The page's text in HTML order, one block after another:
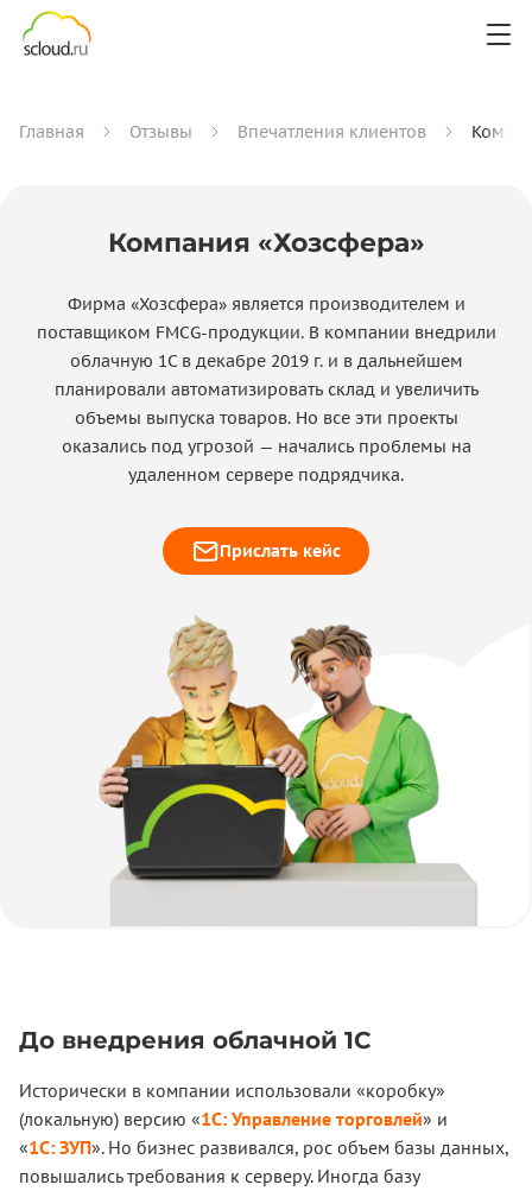
Главная Отзывы Впечатления клиентов
Компания «Хозсфера»
Фирма «Хозсфера» является производителем и
поставщиком FMCG-продукции. В компании внедрили
облачную 1С в декабре 2019 г. и в дальнейшем
планировали автоматизировать склад и увеличить
объемы выпуска товаров. Но все эти проекты
оказались под угрозой — начались проблемы на
удаленном сервере подрядчика.
Прислать кейс
До внедрения облачной 1С
Исторически в компании использовали «коробку»
(локальную) версию «1С: Управление торговлей» и
«1С: ЗУП». Но бизнес развивался, рос объем базы данных,
повышались требования к серверу. Иногда базу